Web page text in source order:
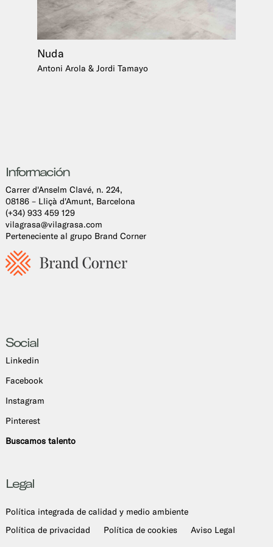
Nuda
Antoni Arola & Jordi Tamayo
Información
Carrer d'Anselm Clavé, n. 224,
08186 – Lliçà d'Amunt, Barcelona
(+34) 933 459 129
vilagrasa@vilagrasa.com
Perteneciente al grupo Brand Corner
Social
Linkedin
Facebook
Instagram
Pinterest
Buscamos talento
Legal
Política integrada de calidad y medio ambiente
Política de privacidad
Política de cookies Aviso Legal